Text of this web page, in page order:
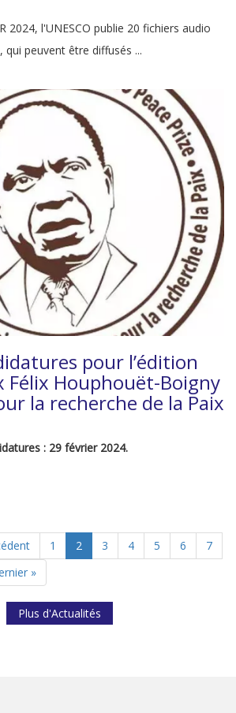
2024, l'UNESCO publie 20 fichiers audio
peuvent être diffusés ...
pour l’édition
Félix Houphouët-Boigny
la recherche de la Paix
: 29 février 2024.
1 2 3 4 5 6
7
»
Plus d'Actualités